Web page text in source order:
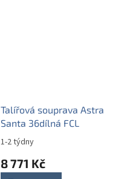
Talířová souprava Astra
Santa 36dílná FCL
1-2 týdny
8 771 Kč